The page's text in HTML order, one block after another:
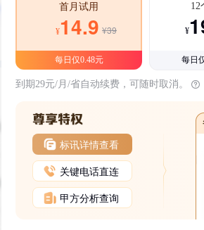
首月试用
¥14.9 ¥39
每日仅0.48元
12
¥
每日
到期29元/月/省自动续费，可随时取消。
标讯详情查看
关键电话直连
甲方分析查询